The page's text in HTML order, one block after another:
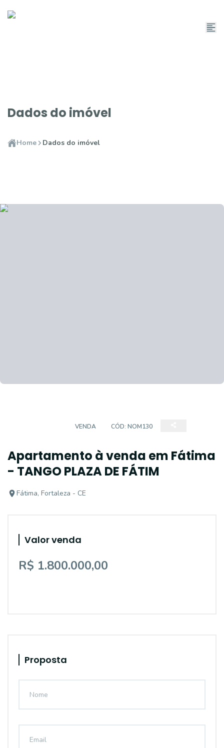
Dados do imóvel
Home Dados do imóvel
VENDA CÓD: NOM130
Apartamento à venda em Fátima
- TANGO PLAZA DE FÁTIM
Fátima, Fortaleza - CE
Valor venda
R$ 1.800.000,00
Proposta